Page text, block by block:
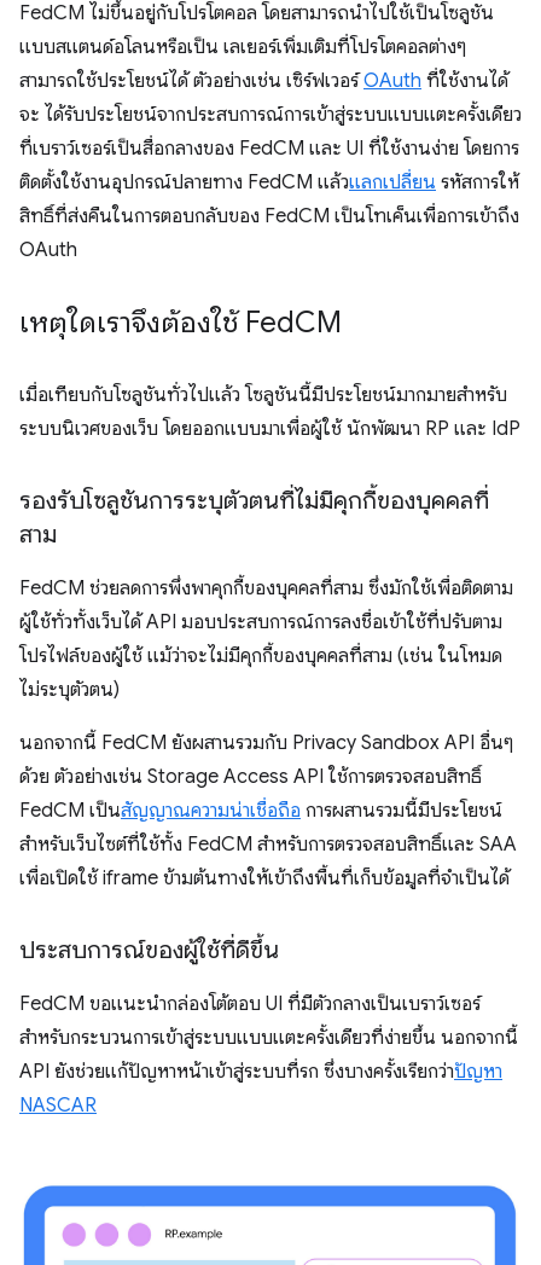
FedCM ไม่ขึ้นอยู่กับโปรโตคอล โดยสามารถนำไปใช้เป็นโซลูชัน
แบบสแตนด์อโลนหรือเป็น เลเยอร์เพิ่มเติมที่โปรโตคอลต่างๆ
สามารถใช้ประโยชน์ได้ ตัวอย่างเช่น เซิร์ฟเวอร์OAuth ที่ใช้งานได้
จะ ได้รับประโยชน์จากประสบการณ์การเข้าสู่ระบบแบบแตะครั้งเดียว
ที่เบราว์เซอร์เป็นสื่อกลางของ FedCM และ UI ที่ใช้งานง่าย โดยการ
ติดตั้งใช้งานอุปกรณ์ปลายทาง FedCM แล้วแลกเปลี่ยน รหัสการให้
สิทธิ์ที่ส่งคืนในการตอบกลับของ FedCM เป็นโทเค็นเพื่อการเข้าถึง
OAuth
เหตุใดเราจึงต้องใช้ FedCM
เมื่อเทียบกับโซลูชันทั่วไปแล้ว โซลูชันนี้มีประโยชน์มากมายสำหรับ
ระบบนิเวศของเว็บ โดยออกแบบมาเพื่อผู้ใช้ นักพัฒนา RP และ IdP
รองรับโซลูชันการระบุตัวตนที่ไม่มีคุกกี้ของบุคคลที่
สาม
FedCM ช่วยลดการพึ่งพาคุกกี้ของบุคคลที่สาม ซึ่งมักใช้เพื่อติดตาม
ผู้ใช้ทั่วทั้งเว็บได้ API มอบประสบการณ์การลงชื่อเข้าใช้ที่ปรับตาม
โปรไฟล์ของผู้ใช้ แม้ว่าจะไม่มีคุกกี้ของบุคคลที่สาม (เช่น ในโหมด
ไม่ระบุตัวตน)
นอกจากนี้ FedCM ยังผสานรวมกับ Privacy Sandbox API อื่นๆ
ด้วย ตัวอย่างเช่น Storage Access API ใช้การตรวจสอบสิทธิ์
FedCM เป็นสัญญาณความน่าเชื่อถือ การผสานรวมนี้มีประโยชน์
สำหรับเว็บไซต์ที่ใช้ทั้ง FedCM สำหรับการตรวจสอบสิทธิ์และ SAA
เพื่อเปิดใช้ iframe ข้ามต้นทางให้เข้าถึงพื้นที่เก็บข้อมูลที่จำเป็นได้
ประสบการณ์ของผู้ใช้ที่ดีขึ้น
FedCM ขอแนะนำกล่องโต้ตอบ UI ที่มีตัวกลางเป็นเบราว์เซอร์
สำหรับกระบวนการเข้าสู่ระบบแบบแตะครั้งเดียวที่ง่ายขึ้น นอกจากนี้
API ยังช่วยแก้ปัญหาหน้าเข้าสู่ระบบที่รก ซึ่งบางครั้งเรียกว่าปัญหา
NASCAR